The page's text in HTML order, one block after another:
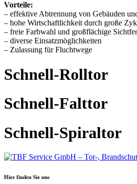
Vorteile:
– effektive Abtrennung von Gebäuden
– hohe Wirtschaftlichkeit durch große
– freie Farbwahl und großflächige
– diverse Einsatzmöglichkeiten
– Zulassung für Fluchtwege
Schnell-Rolltor
Schnell-Falttor
Schnell-Spiraltor
Hier finden Sie uns